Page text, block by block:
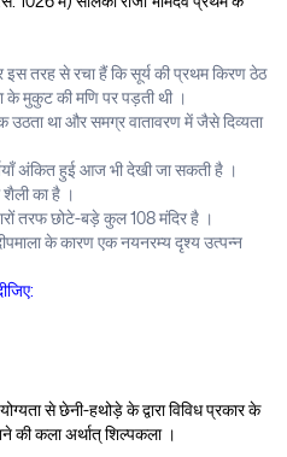
इस तरह से रचा हैं कि सूर्य की प्रथम किरण ठेठ
के मुकुट की मणि पर पड़ती थी ।
था और समग्र वातावरण में जैसे दिव्यता
अंकित हुई आज भी देखी जा सकती है ।
शैली का है ।
तरफ छोटे-बड़े कुल 108 मंदिर है ।
के कारण एक नयनरम्य दृश्य उत्पन्न
से छेनी-हथोड़े के द्वारा विविध प्रकार के
की कला अर्थात् शिल्पकला ।